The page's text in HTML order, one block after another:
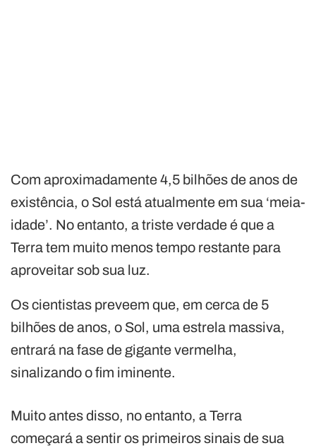
Com aproximadamente 4,5 bilhões de anos de
existência, o Sol está atualmente em sua ‘meia-
idade’. No entanto, a triste verdade é que a
Terra tem muito menos tempo restante para
aproveitar sob sua luz.
Os cientistas preveem que, em cerca de 5
bilhões de anos, o Sol, uma estrela massiva,
entrará na fase de gigante vermelha,
sinalizando o fim iminente.
Muito antes disso, no entanto, a Terra
começará a sentir os primeiros sinais de sua